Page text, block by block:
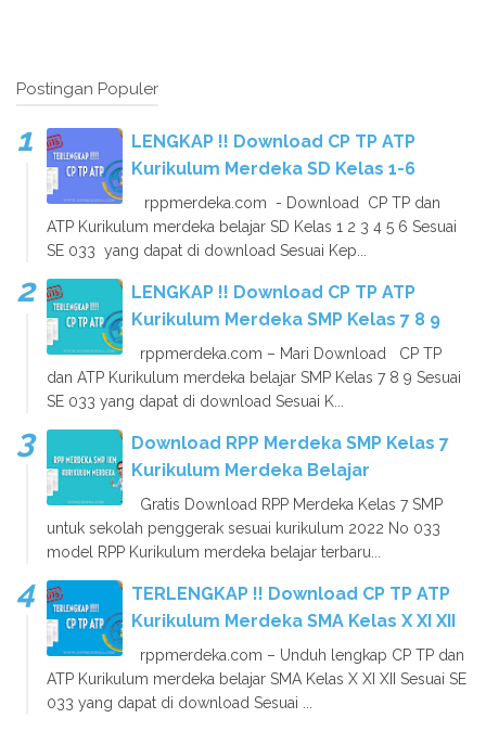
Postingan Populer
LENGKAP !! Download CP TP ATP
Kurikulum Merdeka SD Kelas 1-6
rppmerdeka.com - Download CP TP dan
ATP Kurikulum merdeka belajar SD Kelas 1 2 3 4 5 6 Sesuai
SE 033 yang dapat di download Sesuai Kep...
LENGKAP !! Download CP TP ATP
Kurikulum Merdeka SMP Kelas 7 8 9
rppmerdeka.com – Mari Download CP TP
dan ATP Kurikulum merdeka belajar SMP Kelas 7 8 9 Sesuai
SE 033 yang dapat di download Sesuai K...
Download RPP Merdeka SMP Kelas 7
Kurikulum Merdeka Belajar
Gratis Download RPP Merdeka Kelas 7 SMP
untuk sekolah penggerak sesuai kurikulum 2022 No 033
model RPP Kurikulum merdeka belajar terbaru...
TERLENGKAP !! Download CP TP ATP
Kurikulum Merdeka SMA Kelas X XI XII
rppmerdeka.com – Unduh lengkap CP TP dan
ATP Kurikulum merdeka belajar SMA Kelas X XI XII Sesuai SE
033 yang dapat di download Sesuai ...